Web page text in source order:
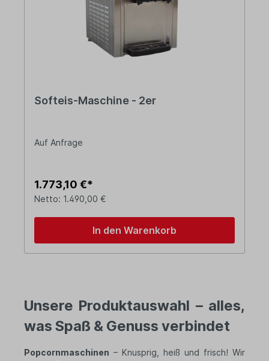
Softeis-Maschine - 2er
Auf Anfrage
1.773,10 €*
Netto: 1.490,00 €
In den Warenkorb
Unsere Produktauswahl – alles,
was Spaß & Genuss verbindet
Popcornmaschinen – Knusprig, heiß und frisch! Wir